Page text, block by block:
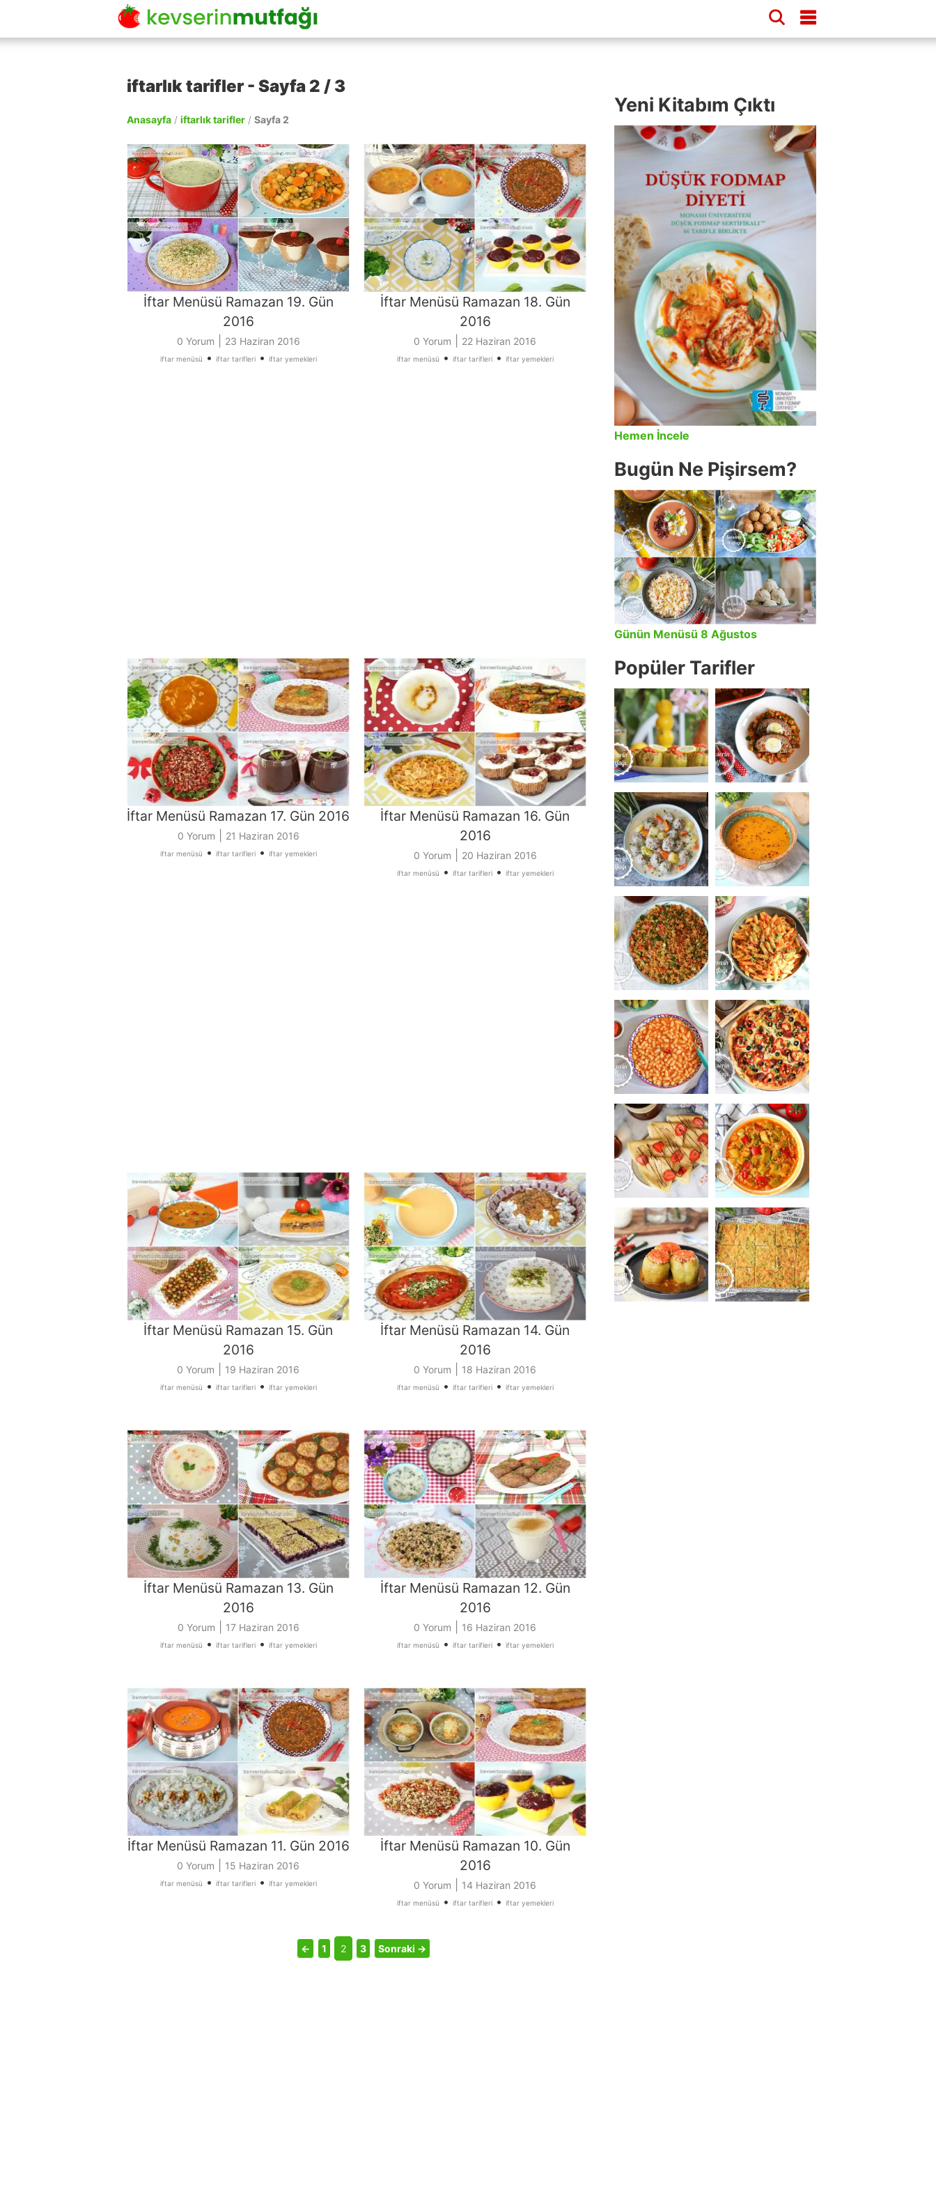
iftarlık tarifler - Sayfa 2 / 3
Anasayfa / iftarlık tarifler / Sayfa 2
İftar Menüsü Ramazan 19. Gün
2016
0 Yorum 23 Haziran 2016
iftar menüsü • iftar tarifleri• iftar yemekleri
İftar Menüsü Ramazan 18. Gün
2016
0 Yorum 22 Haziran 2016
iftar menüsü • iftar tarifleri• iftar yemekleri
İftar Menüsü Ramazan 17. Gün 2016
0 Yorum 21 Haziran 2016
iftar menüsü • iftar tarifleri• iftar yemekleri
İftar Menüsü Ramazan 16. Gün
2016
0 Yorum 20 Haziran 2016
iftar menüsü • iftar tarifleri• iftar yemekleri
İftar Menüsü Ramazan 15. Gün
2016
0 Yorum 19 Haziran 2016
iftar menüsü • iftar tarifleri• iftar yemekleri
İftar Menüsü Ramazan 14. Gün
2016
0 Yorum 18 Haziran 2016
iftar menüsü • iftar tarifleri• iftar yemekleri
İftar Menüsü Ramazan 13. Gün
2016
0 Yorum 17 Haziran 2016
iftar menüsü • iftar tarifleri• iftar yemekleri
İftar Menüsü Ramazan 12. Gün
2016
0 Yorum 16 Haziran 2016
iftar menüsü • iftar tarifleri• iftar yemekleri
İftar Menüsü Ramazan 11. Gün 2016
0 Yorum 15 Haziran 2016
iftar menüsü • iftar tarifleri• iftar yemekleri
İftar Menüsü Ramazan 10. Gün
2016
0 Yorum 14 Haziran 2016
iftar menüsü • iftar tarifleri• iftar yemekleri
← 1 2 3 Sonraki →
Yeni Kitabım Çıktı
Hemen İncele
Bugün Ne Pişirsem?
Günün Menüsü 8 Ağustos
Popüler Tarifler